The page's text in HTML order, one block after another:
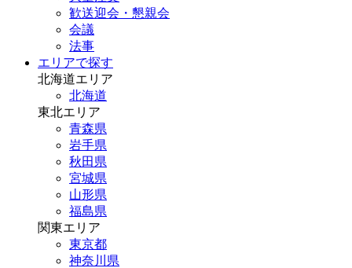
歓送迎会・懇親会
会議
法事
エリアで探す
北海道エリア
北海道
東北エリア
青森県
岩手県
秋田県
宮城県
山形県
福島県
関東エリア
東京都
神奈川県